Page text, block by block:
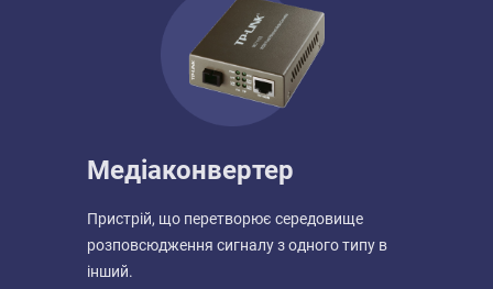
Медіаконвертер
Пристрій, що перетворює середовище
розповсюдження сигналу з одного типу в
інший.